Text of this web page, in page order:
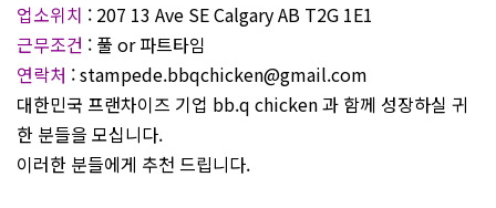
업소위치 : 207 13 Ave SE Calgary AB T2G 1E1
근무조건 : 풀 or 파트타임
연락처 : stampede.bbqchicken@gmail.com
대한민국 프랜차이즈 기업 bb.q chicken 과 함께 성장하실 귀
한 분들을 모십니다.
이러한 분들에게 추천 드립니다.